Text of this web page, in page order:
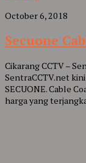
October 6, 2018
Secuone
Cikarang CCTV –
SentraCCTV.net
SECUONE. Cable
harga yang